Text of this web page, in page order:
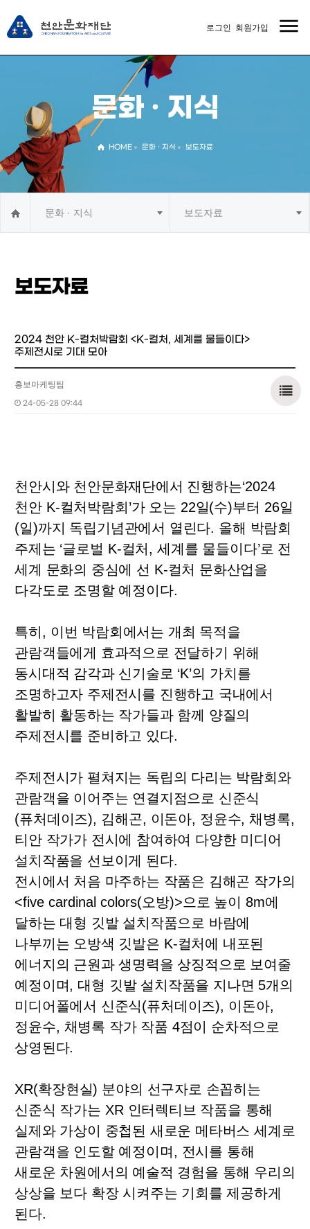
menu
로그인 회원가입
문화 · 지식
HOME 문화 · 지식 보도자료
문화 · 지식 보도자료
보도자료
2024 천안 K-컬처박람회 <K-컬처, 세계를 물들이다>
주제전시로 기대 모아
홍보마케팅팀
24-05-28 09:44
천안시와 천안문화재단에서 진행하는‘2024
천안 K-컬처박람회 ’가 오는 22일(수)부터 26일
(일)까지 독립기념관에서 열린다. 올해 박람회
주제는 ‘글로벌 K-컬처 ,세계를 물들이다’로 전
세계 문화의 중심에 선 K-컬처 문화산업을
다각도로 조명할 예정이다.
특히 , 이번 박람회에서는 개최 목적을
관람객들에게 효과적으로 전달하기 위해
동시대적 감각과 신기술로 ‘K’의 가치를
조명하고자 주제전시를 진행하고 국내에서
활발히 활동하는 작가들과 함께 양질의
주제전시를 준비하고 있다.
주제전시가 펼쳐지는 독립의 다리는 박람회와
관람객을 이어주는 연결지점으로 신준식
(퓨처데이즈), 김해곤, 이돈아, 정윤수,채병록,
티안 작가가 전시에 참여하여 다양한 미디어
설치작품을 선보이게 된다.
전시에서 처음 마주하는 작품은 김해곤 작가의
<five cardinal colors(오방)>으로 높이 8m에
달하는 대형 깃발 설치작품으로 바람에
나부끼는 오방색 깃발은 K-컬처에 내포된
에너지의 근원과 생명력을 상징적으로 보여줄
예정이며, 대형 깃발 설치작품을 지나면 5개의
미디어폴에서 신준식(퓨처데이즈), 이돈아,
정윤수, 채병록 작가 작품 4점이 순차적으로
상영된다.
XR(확장현실) 분야의 선구자로 손꼽히는
신준식 작가는 XR 인터렉티브 작품을 통해
실제와 가상이 중첩된 새로운 메타버스 세계로
관람객을 인도할 예정이며 , 전시를 통해
새로운 차원에서의 예술적 경험을 통해 우리의
상상을 보다 확장 시켜주는 기회를 제공하게
된다.